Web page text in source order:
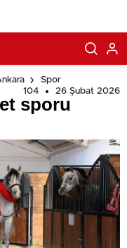
Spor
104
26 Şubat 2026
sporu